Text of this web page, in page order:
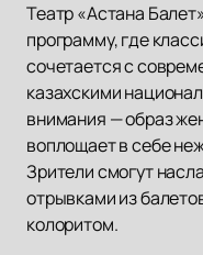
Театр «Астана
программу, где
сочетается с
казахскими
внимания — образ
воплощает в себе
Зрители смогут
отрывками из
колоритом.